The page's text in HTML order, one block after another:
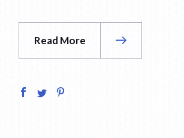
Read More